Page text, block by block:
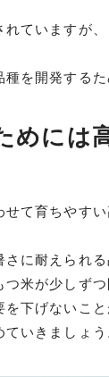
ていますが
を開発するた
めには
て育ちやす
に耐えられる
米が少しずつ
下げないこと
いきましょう